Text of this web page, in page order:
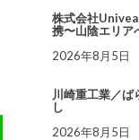
株式会社
携〜山陰エリア
2026年8月5日
川崎重工業／ば
し
2026年8月5日